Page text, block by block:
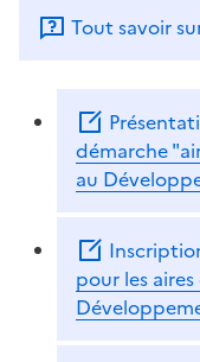
Tout savoir
démarche
au
pour les